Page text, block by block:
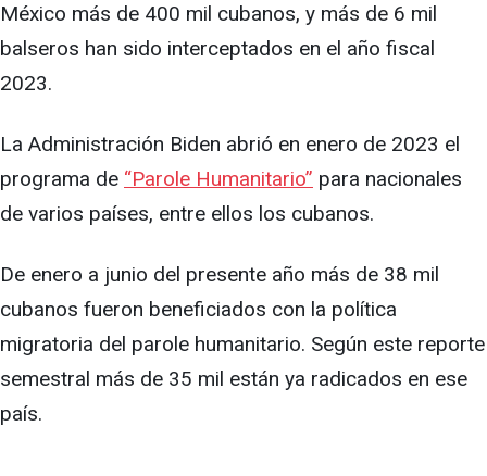
México más de 400 mil cubanos, y más de 6 mil
balseros han sido interceptados en el año fiscal
2023.
La Administración Biden abrió en enero de 2023 el
programa de “Parole Humanitario” para nacionales
de varios países, entre ellos los cubanos.
De enero a junio del presente año más de 38 mil
cubanos fueron beneficiados con la política
migratoria del parole humanitario. Según este reporte
semestral más de 35 mil están ya radicados en ese
país.